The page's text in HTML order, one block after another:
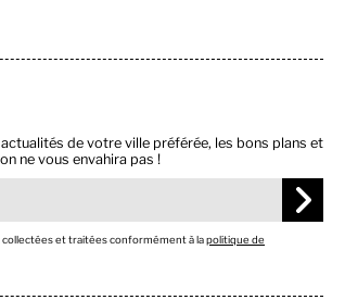
de votre ville préférée, les bons plans et
ne vous envahira pas !
collectées et traitées conformément à lapolitique de